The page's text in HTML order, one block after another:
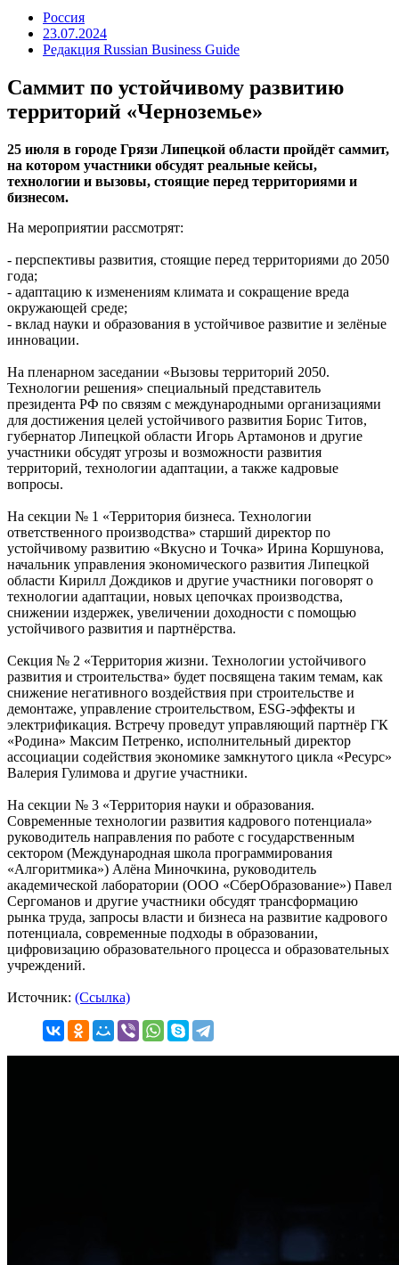
Россия
23.07.2024
Редакция Russian Business Guide
Саммит по устойчивому развитию
территорий «Черноземье»
25 июля в городе Грязи Липецкой области пройдёт саммит,
на котором участники обсудят реальные кейсы,
технологии и вызовы, стоящие перед территориями и
бизнесом.
На мероприятии рассмотрят:
- перспективы развития, стоящие перед территориями до 2050
года;
- адаптацию к изменениям климата и сокращение вреда
окружающей среде;
- вклад науки и образования в устойчивое развитие и зелёные
инновации.
На пленарном заседании «Вызовы территорий 2050.
Технологии решения» специальный представитель
президента РФ по связям с международными организациями
для достижения целей устойчивого развития Борис Титов,
губернатор Липецкой области Игорь Артамонов и другие
участники обсудят угрозы и возможности развития
территорий, технологии адаптации, а также кадровые
вопросы.
На секции № 1 «Территория бизнеса. Технологии
ответственного производства» старший директор по
устойчивому развитию «Вкусно и Точка» Ирина Коршунова,
начальник управления экономического развития Липецкой
области Кирилл Дождиков и другие участники поговорят о
технологии адаптации, новых цепочках производства,
снижении издержек, увеличении доходности с помощью
устойчивого развития и партнёрства.
Секция № 2 «Территория жизни. Технологии устойчивого
развития и строительства» будет посвящена таким темам, как
снижение негативного воздействия при строительстве и
демонтаже, управление строительством, ESG-эффекты и
электрификация. Встречу проведут управляющий партнёр ГК
«Родина» Максим Петренко, исполнительный директор
ассоциации содействия экономике замкнутого цикла «Ресурс»
Валерия Гулимова и другие участники.
На секции № 3 «Территория науки и образования.
Современные технологии развития кадрового потенциала»
руководитель направления по работе с государственным
сектором (Международная школа программирования
«Алгоритмика») Алёна Миночкина, руководитель
академической лаборатории (ООО «СберОбразование») Павел
Сергоманов и другие участники обсудят трансформацию
рынка труда, запросы власти и бизнеса на развитие кадрового
потенциала, современные подходы в образовании,
цифровизацию образовательного процесса и образовательных
учреждений.
Источник: (Ссылка)